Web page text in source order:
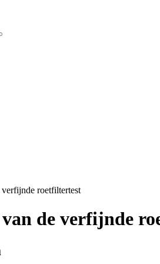
roetfiltertest
van de verfijnde